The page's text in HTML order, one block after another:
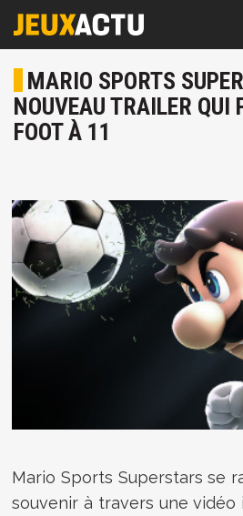
MARIO SPORTS
NOUVEAU TRAILER QUI
FOOT À 11
Mario Sports Superstars se
souvenir à travers une